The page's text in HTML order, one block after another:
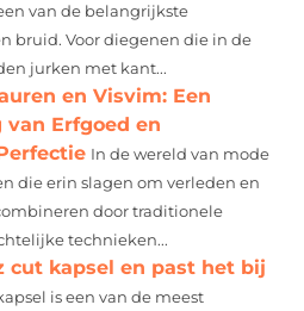
van de belangrijkste
bruid. Voor diegenen die in de
jurken met kant...
en Visvim: Een
Erfgoed en
In de wereld van mode
die erin slagen om verleden en
door traditionele
technieken...
cut kapsel en past het bij
is een van de meest